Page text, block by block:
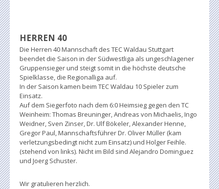
HERREN 40
Die Herren 40 Mannschaft des TEC Waldau Stuttgart
beendet die Saison in der Südwestliga als ungeschlagener
Gruppensieger und steigt somit in die höchste deutsche
Spielklasse, die Regionalliga auf.
In der Saison kamen beim TEC Waldau 10 Spieler zum
Einsatz.
Auf dem Siegerfoto nach dem 6:0 Heimsieg gegen den TC
Weinheim: Thomas Breuninger, Andreas von Michaelis, Ingo
Weidner, Sven Zinser, Dr. Ulf Bökeler, Alexander Henne,
Gregor Paul, Mannschaftsführer Dr. Oliver Müller (kam
verletzungsbedingt nicht zum Einsatz) und Holger Feihle.
(stehend von links). Nicht im Bild sind Alejandro Dominguez
und Joerg Schuster.
Wir gratulieren herzlich.